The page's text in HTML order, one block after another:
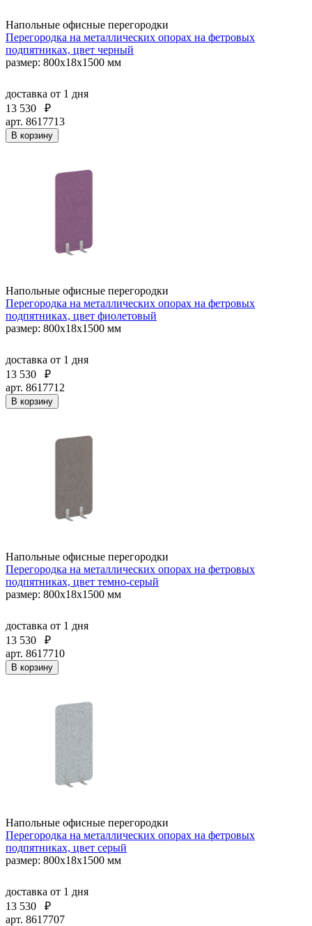
Напольные офисные перегородки
Перегородка на металлических опорах на фетровых
подпятниках, цвет черный
размер: 800x18x1500 мм
доставка от 1 дня
13 530
₽
арт. 8617713
В корзину
Напольные офисные перегородки
Перегородка на металлических опорах на фетровых
подпятниках, цвет фиолетовый
размер: 800x18x1500 мм
доставка от 1 дня
13 530
₽
арт. 8617712
В корзину
Напольные офисные перегородки
Перегородка на металлических опорах на фетровых
подпятниках, цвет темно-серый
размер: 800x18x1500 мм
доставка от 1 дня
13 530
₽
арт. 8617710
В корзину
Напольные офисные перегородки
Перегородка на металлических опорах на фетровых
подпятниках, цвет серый
размер: 800x18x1500 мм
доставка от 1 дня
13 530
₽
арт. 8617707